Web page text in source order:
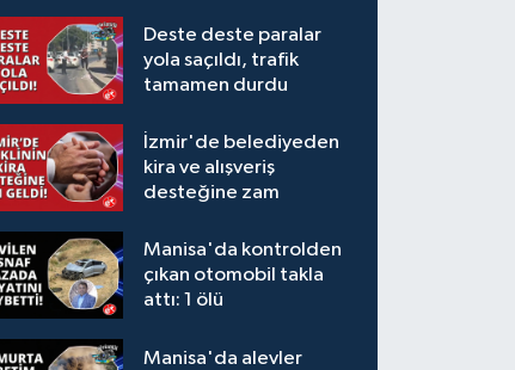
Deste deste paralar
yola saçıldı, trafik
tamamen durdu
İzmir'de belediyeden
kira ve alışveriş
desteğine zam
Manisa'da kontrolden
çıkan otomobil takla
attı: 1 ölü
Manisa'da alevler